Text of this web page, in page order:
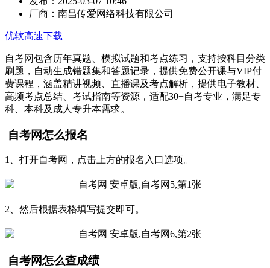
厂商： 南昌传爱网络科技有限公司
优软高速下载
自考网包含历年真题、模拟试题和考点练习，支持按科目分类
刷题，自动生成错题集和答题记录，提供免费公开课与VIP付
费课程，涵盖精讲视频、直播课及考点解析，提供电子教材、
高频考点总结、考试指南等资源，适配30+自考专业，满足专
科、本科及成人专升本需求。
自考网怎么报名
1、打开自考网，点击上方的报名入口选项。
2、然后根据表格填写提交即可。
自考网怎么查成绩